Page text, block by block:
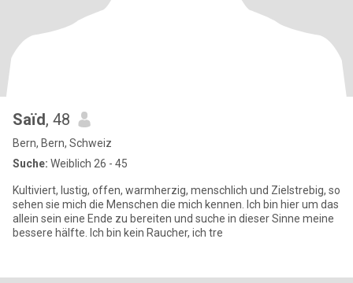
Saïd, 48
Bern, Bern, Schweiz
Suche: Weiblich 26 - 45
Kultiviert, lustig, offen, warmherzig, menschlich und Zielstrebig, so
sehen sie mich die Menschen die mich kennen. Ich bin hier um das
allein sein eine Ende zu bereiten und suche in dieser Sinne meine
bessere hälfte. Ich bin kein Raucher, ich tre